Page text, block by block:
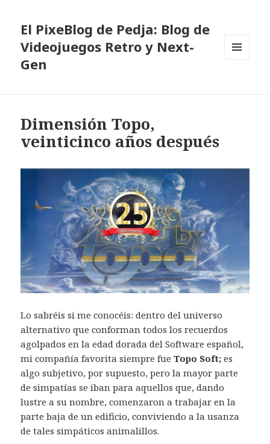
El PixeBlog de Pedja: Blog de
Videojuegos Retro y Next-
Gen
Dimensión Topo,
veinticinco años después
Lo sabréis si me conocéis: dentro del universo
alternativo que conforman todos los recuerdos
agolpados en la edad dorada del Software español,
mi compañía favorita siempre fue Topo Soft; es
algo subjetivo, por supuesto, pero la mayor parte
de simpatías se iban para aquellos que, dando
lustre a su nombre, comenzaron a trabajar en la
parte baja de un edificio, conviviendo a la usanza
de tales simpáticos animalillos.